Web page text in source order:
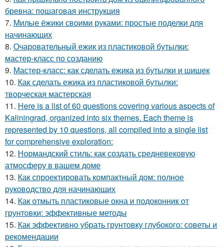
бревна: пошаговая инструкция
7. Милые ёжики своими руками: простые поделки для
начинающих
8. Очаровательный ежик из пластиковой бутылки:
мастер-класс по созданию
9. Мастер-класс: как сделать ежика из бутылки и шишек
10. Как сделать ежика из пластиковой бутылки:
творческая мастерская
11. Here is a list of 60 questions covering various aspects of
Kaliningrad, organized into six themes. Each theme is
represented by 10 questions, all compiled into a single list
for comprehensive exploration:
12. Нормандский стиль: как создать средневековую
атмосферу в вашем доме
13. Как спроектировать компактный дом: полное
руководство для начинающих
14. Как отмыть пластиковые окна и подоконник от
грунтовки: эффективные методы
15. Как эффективно убрать грунтовку глубокого: советы и
рекомендации